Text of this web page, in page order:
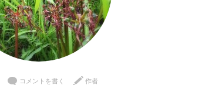
コメントを書く 作者